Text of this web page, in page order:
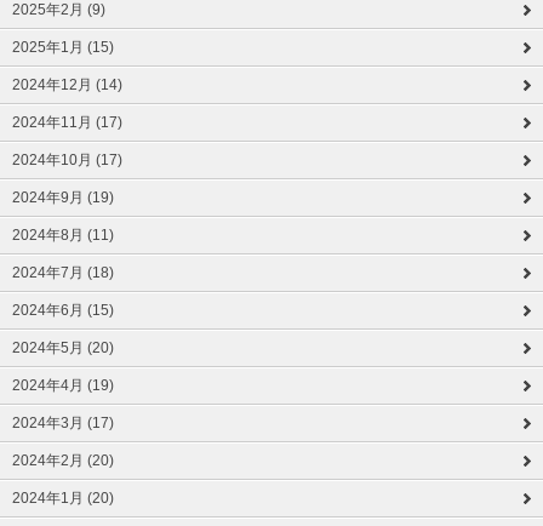
2025年2月 (9)
2025年1月 (15)
2024年12月 (14)
2024年11月 (17)
2024年10月 (17)
2024年9月 (19)
2024年8月 (11)
2024年7月 (18)
2024年6月 (15)
2024年5月 (20)
2024年4月 (19)
2024年3月 (17)
2024年2月 (20)
2024年1月 (20)